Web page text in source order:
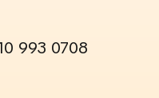
993 0708